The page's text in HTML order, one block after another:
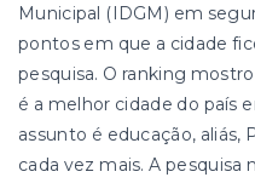
Municipal (IDGM) em
pontos em que a cidade
pesquisa. O ranking
é a melhor cidade do país
assunto é educação, aliás,
cada vez mais. A pesquisa